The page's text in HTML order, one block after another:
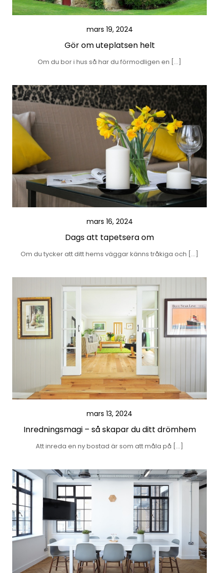
mars 19, 2024
Gör om uteplatsen helt
Om du bor i hus så har du förmodligen en […]
mars 16, 2024
Dags att tapetsera om
Om du tycker att ditt hems väggar känns tråkiga och […]
mars 13, 2024
Inredningsmagi – så skapar du ditt drömhem
Att inreda en ny bostad är som att måla på […]